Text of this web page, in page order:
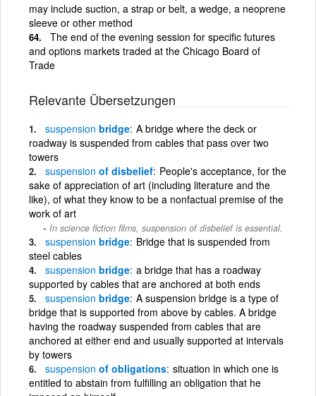
may include suction, a strap or belt, a wedge, a neoprene
sleeve or other method
The end of the evening session for specific futures
and options markets traded at the Chicago Board of
Trade
Relevante Übersetzungen
suspension bridge A bridge where the deck or
roadway is suspended from cables that pass over two
towers
suspension of disbelief People's acceptance, for the
sake of appreciation of art (including literature and the
like), of what they know to be a nonfactual premise of the
work of art
In science fiction films, suspension of disbelief is essential.
suspension bridge Bridge that is suspended from
steel cables
suspension bridge a bridge that has a roadway
supported by cables that are anchored at both ends
suspension bridge A suspension bridge is a type of
bridge that is supported from above by cables. A bridge
having the roadway suspended from cables that are
anchored at either end and usually supported at intervals
by towers
suspension of obligations situation in which one is
entitled to abstain from fulfilling an obligation that he